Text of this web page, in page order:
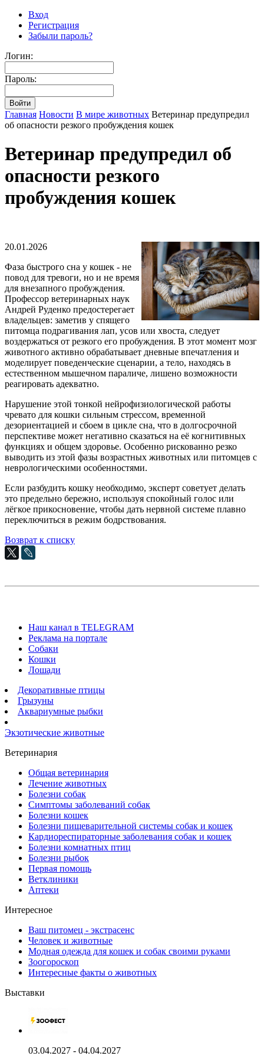
Вход
Регистрация
Забыли пароль?
Логин:
Пароль:
Главная Новости В мире животных Ветеринар предупредил
об опасности резкого пробуждения кошек
Ветеринар предупредил об
опасности резкого
пробуждения кошек
20.01.2026
Фаза быстрого сна у кошек - не
повод для тревоги, но и не время
для внезапного пробуждения.
Профессор ветеринарных наук
Андрей Руденко предостерегает
владельцев: заметив у спящего
питомца подрагивания лап, усов или хвоста, следует
воздержаться от резкого его пробуждения. В этот момент мозг
животного активно обрабатывает дневные впечатления и
моделирует поведенческие сценарии, а тело, находясь в
естественном мышечном параличе, лишено возможности
реагировать адекватно.
Нарушение этой тонкой нейрофизиологической работы
чревато для кошки сильным стрессом, временной
дезориентацией и сбоем в цикле сна, что в долгосрочной
перспективе может негативно сказаться на её когнитивных
функциях и общем здоровье. Особенно рискованно резко
выводить из этой фазы возрастных животных или питомцев с
неврологическими особенностями.
Если разбудить кошку необходимо, эксперт советует делать
это предельно бережно, используя спокойный голос или
лёгкое прикосновение, чтобы дать нервной системе плавно
переключиться в режим бодрствования.
Возврат к списку
Наш канал в TELEGRAM
Реклама на портале
Собаки
Кошки
Лошади
Декоративные птицы
Грызуны
Аквариумные рыбки
Экзотические животные
Ветеринария
Общая ветеринария
Лечение животных
Болезни собак
Симптомы заболеваний собак
Болезни кошек
Болезни пищеварительной системы собак и кошек
Кардиореспираторные заболевания собак и кошек
Болезни комнатных птиц
Болезни рыбок
Первая помощь
Ветклиники
Аптеки
Интересное
Ваш питомец - экстрасенс
Человек и животные
Модная одежда для кошек и собак своими руками
Зоогороскоп
Интересные факты о животных
Выставки
03.04.2027 - 04.04.2027